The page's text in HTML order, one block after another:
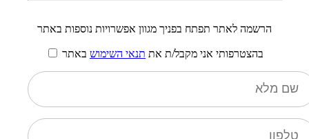
הרשמה לאתר תפתח בפניך מגוון אפשרויות נוספות באתר
בהצטרפותי אני מקבל/ת את תנאי השימוש באתר